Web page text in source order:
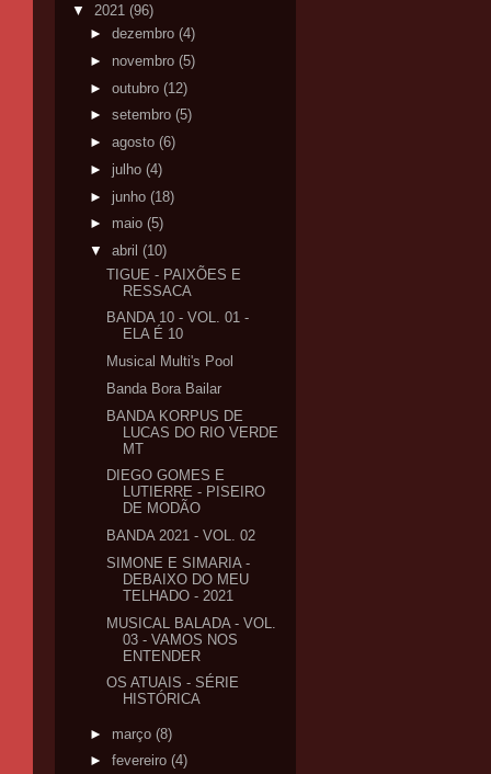
▼ 2021 (96)
► dezembro (4)
► novembro (5)
► outubro (12)
► setembro (5)
► agosto (6)
► julho (4)
► junho (18)
► maio (5)
▼ abril (10)
TIGUE - PAIXÕES E
RESSACA
BANDA 10 - VOL. 01 -
ELA É 10
Musical Multi's Pool
Banda Bora Bailar
BANDA KORPUS DE
LUCAS DO RIO VERDE
MT
DIEGO GOMES E
LUTIERRE - PISEIRO
DE MODÃO
BANDA 2021 - VOL. 02
SIMONE E SIMARIA -
DEBAIXO DO MEU
TELHADO - 2021
MUSICAL BALADA - VOL.
03 - VAMOS NOS
ENTENDER
OS ATUAIS - SÉRIE
HISTÓRICA
► março (8)
► fevereiro (4)